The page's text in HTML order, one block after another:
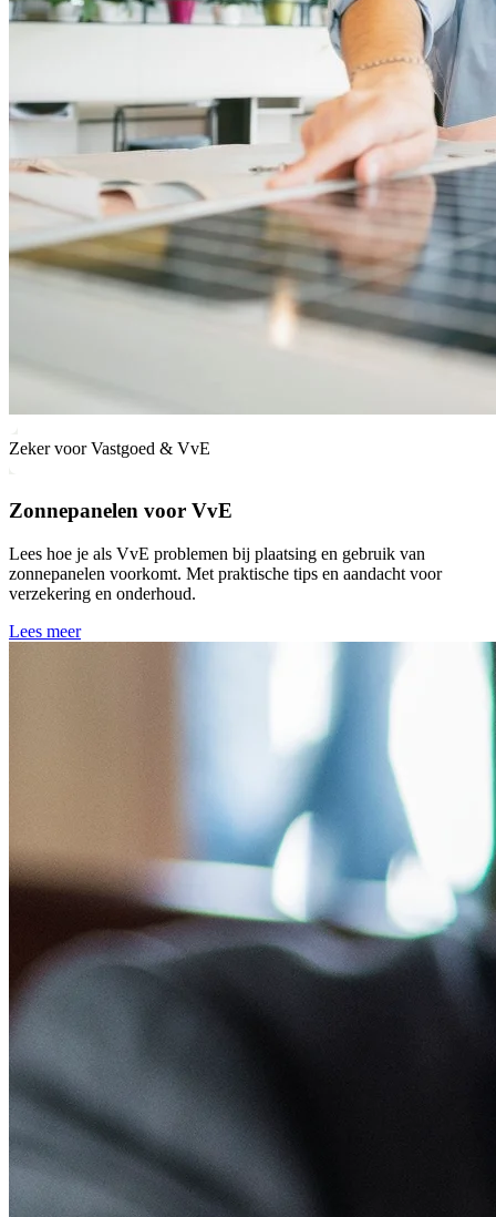
Zeker voor Vastgoed & VvE
Zonnepanelen voor VvE
Lees hoe je als VvE problemen bij plaatsing en gebruik van
zonnepanelen voorkomt. Met praktische tips en aandacht voor
verzekering en onderhoud.
Lees meer